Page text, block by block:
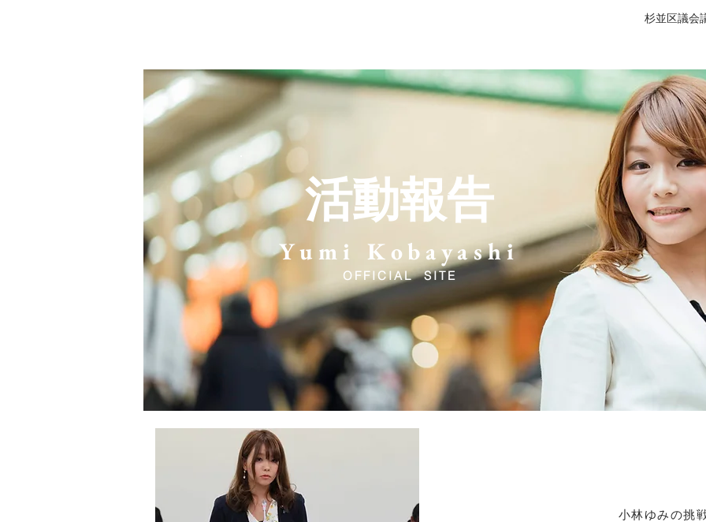
杉並区議会
活動報告
Yumi Kobayashi
OFFICIAL SITE
小林ゆみの挑